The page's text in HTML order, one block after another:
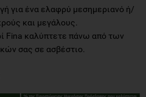
για ένα ελαφρύ μεσημεριανό ή/
και μεγάλους.
Fina καλύπτετε πάνω από των
σας σε ασβέστιο.